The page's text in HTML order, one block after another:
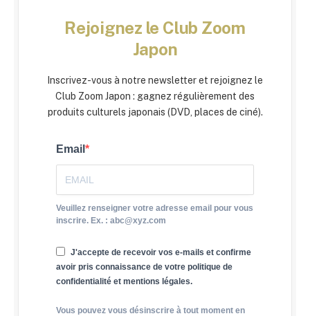
Rejoignez le Club Zoom
Japon
Inscrivez-vous à notre newsletter et rejoignez le
Club Zoom Japon : gagnez régulièrement des
produits culturels japonais (DVD, places de ciné).
Email
Veuillez renseigner votre adresse email pour vous
inscrire. Ex. : abc@xyz.com
J'accepte de recevoir vos e-mails et confirme
avoir pris connaissance de votre politique de
confidentialité et mentions légales.
Vous pouvez vous désinscrire à tout moment en